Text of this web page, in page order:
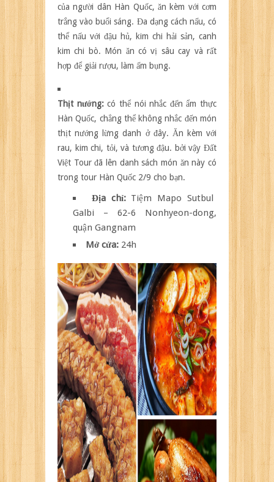
của người dân Hàn Quốc, ăn kèm với cơm
trắng vào buổi sáng. Đa dạng cách nấu, có
thể nấu với đậu hủ, kim chi hải sản, canh
kim chi bò. Món ăn có vị sâu cay và rất
hợp để giải rượu, làm ấm bụng.
Thịt nướng: có thể nói nhắc đến ẩm thực
Hàn Quốc, chẳng thể không nhắc đến món
thịt nướng lừng danh ở đây. Ăn kèm với
rau, kim chi, tỏi, và tương đậu. bởi vậy Đất
Việt Tour đã lên danh sách món ăn này có
trong tour Hàn Quốc 2/9 cho bạn.
Địa chỉ: Tiệm Mapo Sutbul
Galbi – 62-6 Nonhyeon-dong,
quận Gangnam
Mở cửa: 24h